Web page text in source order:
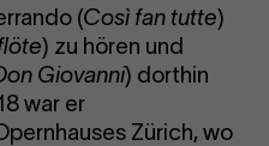
(Così fan tutte)
) zu hören und
Giovanni) dorthin
war er
Zürich, wo